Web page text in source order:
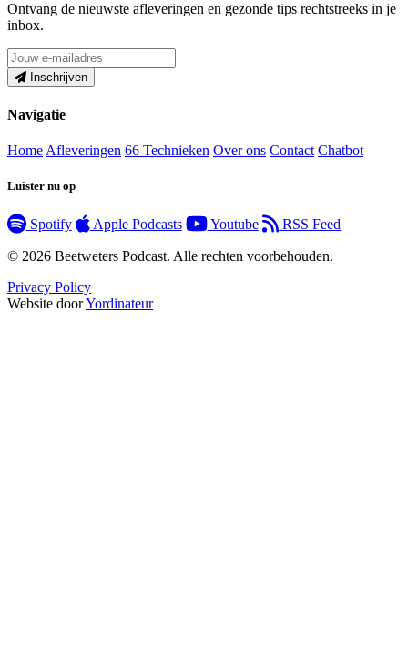
Ontvang de nieuwste afleveringen en gezonde tips rechtstreeks in je
inbox.
Inschrijven
Navigatie
Home Afleveringen 66 Technieken Over ons Contact Chatbot
Luister nu op
Spotify Apple Podcasts Youtube RSS Feed
© 2026 Beetweters Podcast. Alle rechten voorbehouden.
Privacy Policy
Website doorYordinateur